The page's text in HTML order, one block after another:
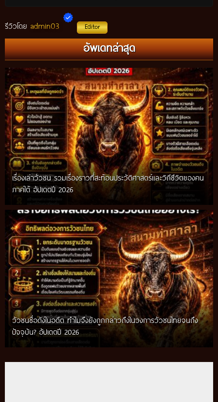
รีวิวโดย admin03 Editor
อัพเดทล่าสุด
เรื่องเล่าวัวชน รวมเรื่องราวที่สะท้อนประวัติศาสตร์และวิถีชีวิตของคน
ภาคใต้ อัปเดตปี 2026
วัวชนชื่อดังในอดีต ทำไมจึงยังถูกกล่าวถึงในวงการวัวชนไทยจนถึง
ปัจจุบัน? อัปเดตปี 2026
กติกาวัวชนสมัยก่อน วิถีการแข่งขันดั้งเดิมที่สืบทอดผ่านภูมิปัญญา
ท้องถิ่น อัปเดตปี 2026